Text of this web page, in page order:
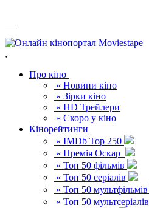
,
Про кіно
« Новини кіно
« Зірки кіно
« HD Трейлери
« Скоро у кіно
Кінорейтинги
« IMDb Top 250
« Премія Оскар
« Топ 50 фільмів
« Топ 50 серіалів
« Топ 50 мультфільмів
« Топ 50 мультсеріалів